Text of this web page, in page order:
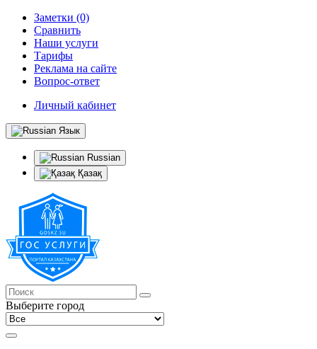
Заметки (0)
Сравнить
Наши услуги
Тарифы
Реклама на сайте
Вопрос-ответ
Личный кабинет
Язык
Russian
Қазақ
Выберите город